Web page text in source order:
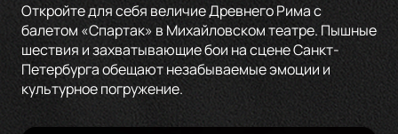
Откройте для себя величие Древнего Рима с
балетом «Спартак» в Михайловском театре. Пышные
шествия и захватывающие бои на сцене Санкт-
Петербурга обещают незабываемые эмоции и
культурное погружение.